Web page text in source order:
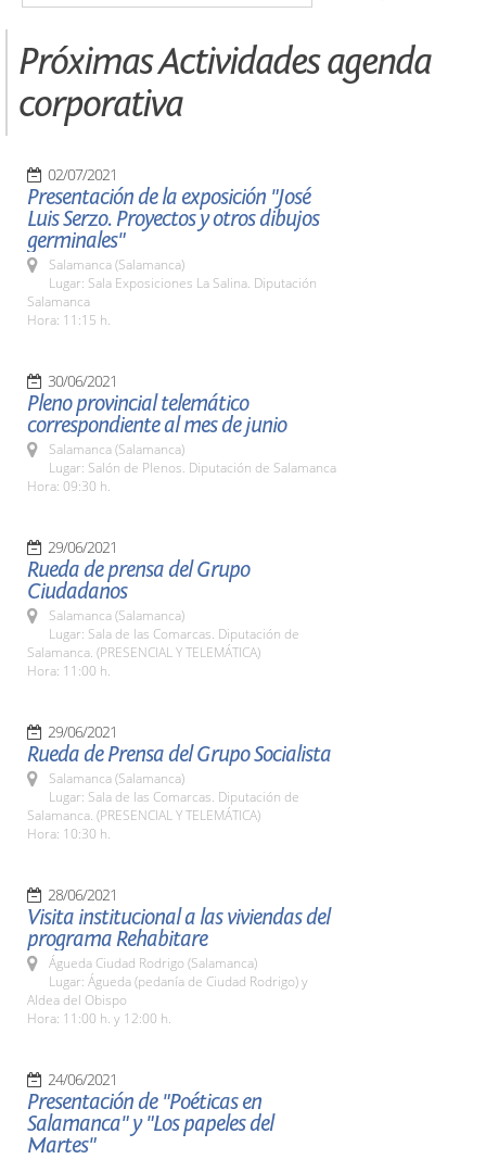
Próximas Actividades agenda
corporativa
02/07/2021
Presentación de la exposición "José
Luis Serzo. Proyectos y otros dibujos
germinales"
Salamanca (Salamanca)
Lugar: Sala Exposiciones La Salina. Diputación
Salamanca
Hora: 11:15 h.
30/06/2021
Pleno provincial telemático
correspondiente al mes de junio
Salamanca (Salamanca)
Lugar: Salón de Plenos. Diputación de Salamanca
Hora: 09:30 h.
29/06/2021
Rueda de prensa del Grupo
Ciudadanos
Salamanca (Salamanca)
Lugar: Sala de las Comarcas. Diputación de
Salamanca. (PRESENCIAL Y TELEMÁTICA)
Hora: 11:00 h.
29/06/2021
Rueda de Prensa del Grupo Socialista
Salamanca (Salamanca)
Lugar: Sala de las Comarcas. Diputación de
Salamanca. (PRESENCIAL Y TELEMÁTICA)
Hora: 10:30 h.
28/06/2021
Visita institucional a las viviendas del
programa Rehabitare
Águeda Ciudad Rodrigo (Salamanca)
Lugar: Águeda (pedanía de Ciudad Rodrigo) y
Aldea del Obispo
Hora: 11:00 h. y 12:00 h.
24/06/2021
Presentación de "Poéticas en
Salamanca" y "Los papeles del
Martes"